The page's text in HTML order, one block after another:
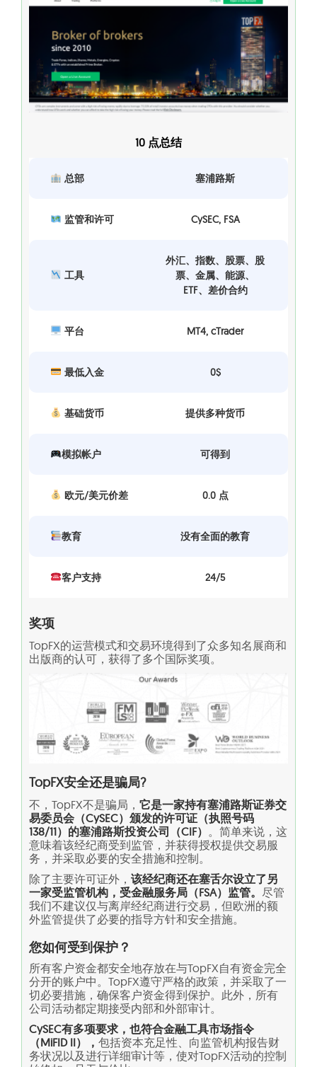
10 点总结
总部 塞浦路斯
监管和许可 CySEC, FSA
工具
外汇、指数、股票、股
票、金属、能源、
ETF、差价合约
平台 MT4, cTrader
最低入金 0$
基础货币 提供多种货币
模拟帐户 可得到
欧元/美元价差 0.0 点
教育 没有全面的教育
客户支持 24/5
奖项
TopFX的运营模式和交易环境得到了众多知名展商和
出版商的认可，获得了多个国际奖项。
TopFX安全还是骗局?
不，TopFX不是骗局， 它是一家持有塞浦路斯证券交
易委员会（CySEC）颁发的许可证（执照号码
138/11）的塞浦路斯投资公司（CIF） 。简单来说，这
意味着该经纪商受到监管，并获得授权提供交易服
务，并采取必要的安全措施和控制。
除了主要许可证外， 该经纪商还在塞舌尔设立了另
一家受监管机构，受金融服务局（FSA）监管。 尽管
我们不建议仅与离岸经纪商进行交易，但欧洲的额
外监管提供了必要的指导方针和安全措施。
您如何受到保护？
所有客户资金都安全地存放在与TopFX自有资金完全
分开的账户中。TopFX遵守严格的政策，并采取了一
切必要措施，确保客户资金得到保护。此外，所有
公司活动都定期接受内部和外部审计。
CySEC有多项要求，也符合金融工具市场指令
（MiFID II）， 包括资本充足性、向监管机构报告财
务状况以及进行详细审计等，使对TopFX活动的控制